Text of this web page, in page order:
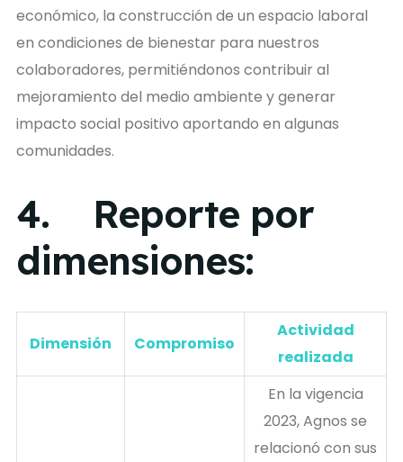
económico, la construcción de un espacio laboral
en condiciones de bienestar para nuestros
colaboradores, permitiéndonos contribuir al
mejoramiento del medio ambiente y generar
impacto social positivo aportando en algunas
comunidades.
4. Reporte por
dimensiones:
Dimensión Compromiso
Actividad
realizada
En la vigencia
2023, Agnos se
relacionó con sus